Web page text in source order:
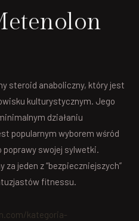
steroid anaboliczny, który jest
kulturystycznym. Jego
działaniu
popularnym wyborem wśród
swojej sylwetki.
jeden z “bezpieczniejszych”
fitnessu.
kategoria-